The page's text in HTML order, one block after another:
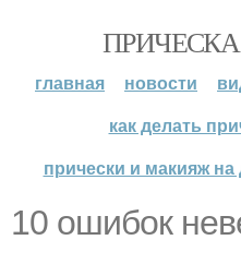
главная новости
как делать
прически и макияж
10 ошибок